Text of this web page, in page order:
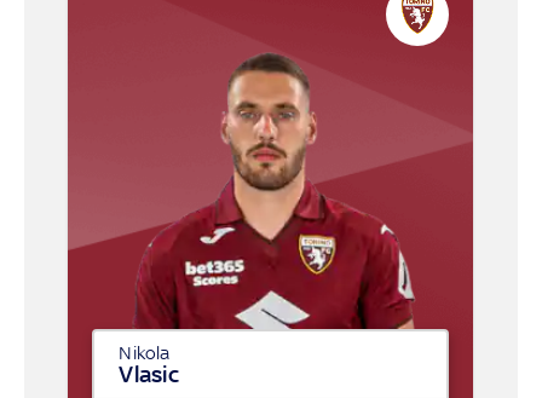
Nikola
Vlasic